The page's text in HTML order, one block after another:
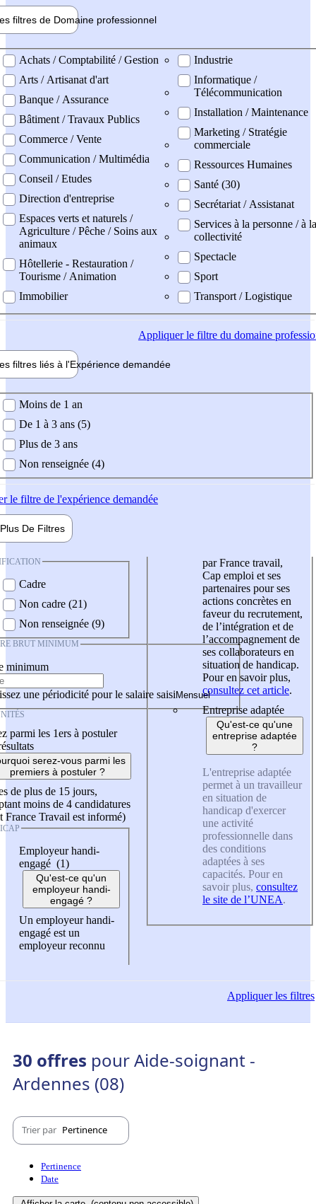
filtres de Domaine professionnel
professionel
Achats / Comptabilité / Gestion
Arts / Artisanat d'art
Banque / Assurance
Bâtiment / Travaux Publics
Commerce / Vente
Communication / Multimédia
Conseil / Etudes
Direction d'entreprise
Espaces verts et naturels /
Agriculture / Pêche / Soins aux
animaux
Hôtellerie - Restauration /
Tourisme / Animation
Immobilier
Industrie
Informatique /
Télécommunication
Installation / Maintenance
Marketing / Stratégie
commerciale
Ressources Humaines
Santé (30)
Secrétariat / Assistanat
Services à la personne / à la
collectivité
Spectacle
Sport
Transport / Logistique
Appliquerle filtre du domaine
filtres liés à l'Expérience demandée
demandée
Moins de 1 an
De 1 à 3 ans (5)
Plus de 3 ans
Non renseignée (4)
le filtre de l'expérience demandée
Plus De Filtres
Cadre
Non cadre (21)
Non renseignée (9)
BRUT MINIMUM
minimum
une périodicité pour le salaire saisi
parmi les 1ers à postuler
serez-vous parmi les
premiers à postuler ?
de plus de 15 jours,
moins de 4 candidatures
France Travail est informé)
Employeur handi-
engagé (1)
Qu'est-ce qu'un
employeur handi-
engagé ?
Un employeur handi-
engagé est un
employeur reconnu
par France travail,
Cap emploi et ses
partenaires pour ses
actions concrètes en
faveur du recrutement,
de l’intégration et de
l’accompagnement de
ses collaborateurs en
situation de handicap.
Pour en savoir plus,
consultez cet article.
Entreprise adaptée
Qu'est-ce qu'une
entreprise adaptée
?
L'entreprise adaptée
permet à un travailleur
en situation de
handicap d'exercer
une activité
professionnelle dans
des conditions
adaptées à ses
capacités. Pour en
savoir plus, consultez
le site de l’UNEA.
Appliquerles filtres
30 offres pour Aide-soignant -
Ardennes (08)
Trier par Pertinence
Pertinence
Date